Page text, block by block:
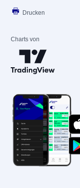
Drucken
Charts von